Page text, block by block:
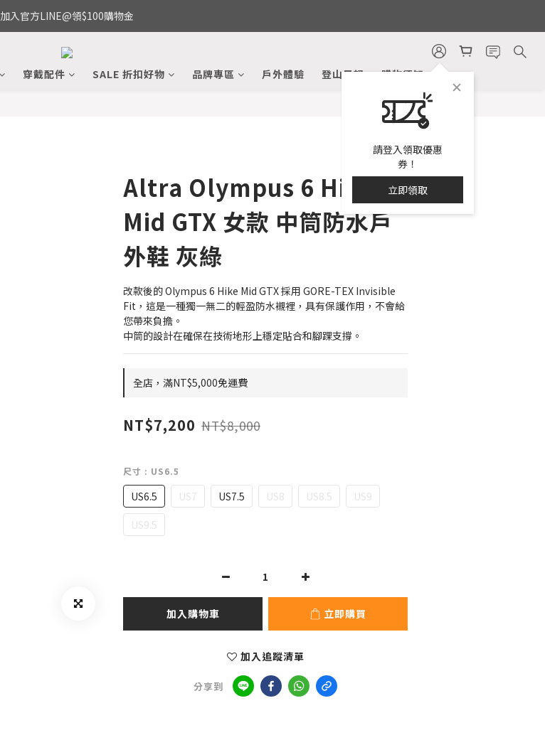
加入官方LINE@領$100購物金
請登入領取優惠
券！
立即領取
穿戴配件 SALE 折扣好物 品牌專區 戶外體驗 登山日記 購物須知
Altra Olympus 6 Hike
Mid GTX 女款 中筒防水戶
外鞋 灰綠
改款後的 Olympus 6 Hike Mid GTX 採用 GORE-TEX Invisible
Fit，這是一種獨一無二的輕盈防水襯裡，具有保護作用，不會給
您帶來負擔。
中筒的設計在確保在技術地形上穩定貼合和腳踝支撐。
全店，滿NT$5,000免運費
NT$7,200 NT$8,000
尺寸 : US6.5
US6.5 US7 US7.5 US8 US8.5
US9
US9.5
加入購物車 立即購買
加入追蹤清單
分享到
立即購買